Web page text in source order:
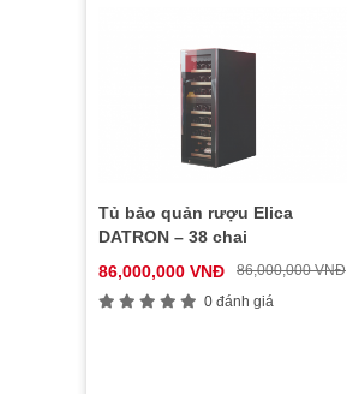
Tủ bảo quản rượu Elica
DATRON – 38 chai
86,000,000 VNĐ
86,000,000 VNĐ
0 đánh giá